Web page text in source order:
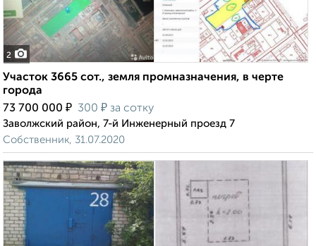
2
Участок 3665 сот., земля промназначения, в черте
города
73 700 000 ₽ 300 ₽ за сотку
Заволжский район, 7-й Инженерный проезд 7
Собственник, 31.07.2020